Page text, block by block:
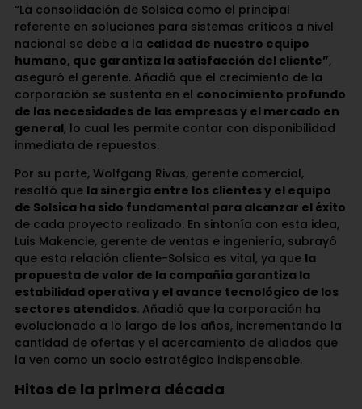
“La consolidación de Solsica como el principal
referente en soluciones para sistemas críticos a nivel
nacional se debe a la calidad de nuestro equipo
humano, que garantiza la satisfacción del cliente”,
aseguró el gerente. Añadió que el crecimiento de la
corporación se sustenta en el conocimiento profundo
de las necesidades de las empresas y el mercado en
general, lo cual les permite contar con disponibilidad
inmediata de repuestos.
Por su parte, Wolfgang Rivas, gerente comercial,
resaltó que la sinergia entre los clientes y el equipo
de Solsica ha sido fundamental para alcanzar el éxito
de cada proyecto realizado. En sintonía con esta idea,
Luis Makencie, gerente de ventas e ingeniería, subrayó
que esta relación cliente-Solsica es vital, ya que la
propuesta de valor de la compañía garantiza la
estabilidad operativa y el avance tecnológico de los
sectores atendidos. Añadió que la corporación ha
evolucionado a lo largo de los años, incrementando la
cantidad de ofertas y el acercamiento de aliados que
la ven como un socio estratégico indispensable.
Hitos de la primera década